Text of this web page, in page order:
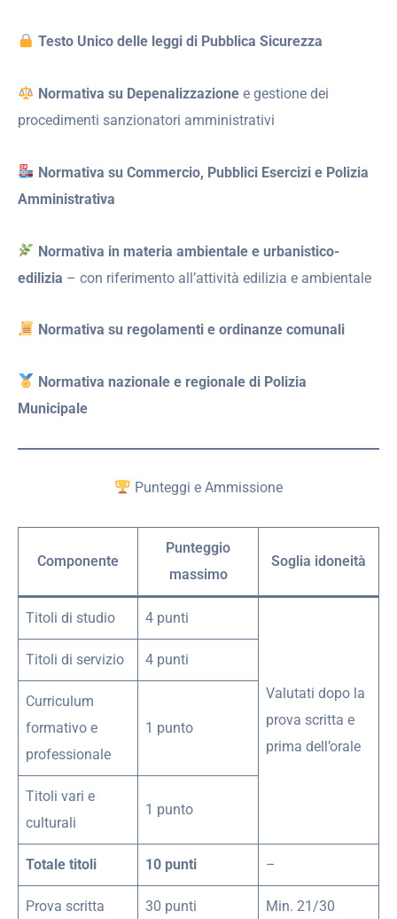
Testo Unico delle leggi di Pubblica Sicurezza
Normativa su Depenalizzazionee gestione dei
procedimenti sanzionatori amministrativi
Normativa su Commercio, Pubblici Esercizi e Polizia
Amministrativa
Normativa in materia ambientale e urbanistico-
edilizia – con riferimento all’attività edilizia e ambientale
Normativa su regolamenti e ordinanze comunali
Normativa nazionale e regionale di Polizia
Municipale
Punteggi e Ammissione
Componente
Punteggio
massimo
Soglia idoneità
Titoli di studio 4 punti
Valutati dopo la
prova scritta e
prima dell’orale
Titoli di servizio 4 punti
Curriculum
formativo e
professionale
1 punto
Titoli vari e
culturali
1 punto
Totale titoli 10 punti –
Prova scritta 30 punti Min. 21/30